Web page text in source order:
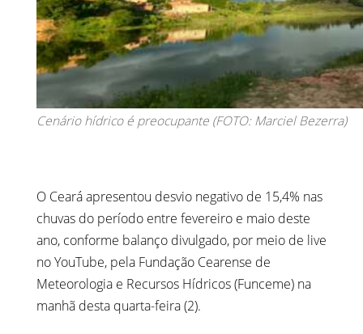
Cenário hídrico é preocupante (FOTO: Marciel Bezerra)
O Ceará apresentou desvio negativo de 15,4% nas
chuvas do período entre fevereiro e maio deste
ano, conforme balanço divulgado, por meio de live
no YouTube, pela Fundação Cearense de
Meteorologia e Recursos Hídricos (Funceme) na
manhã desta quarta-feira (2).